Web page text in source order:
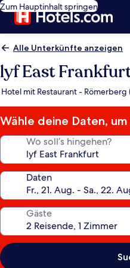
Zum Hauptinhalt springen
Alle Unterkünfte anzeigen
lyf East
Hotel mit Restaurant - Römerberg
Wähle deine Daten, um
Wo soll’s hingehen?
Daten
Gäste